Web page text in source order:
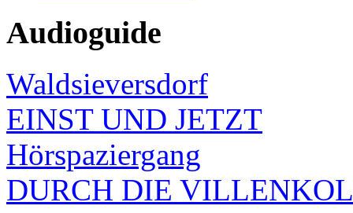
Audioguide
Waldsieversdorf
EINST UND JETZT
Hörspaziergang
DURCH DIE